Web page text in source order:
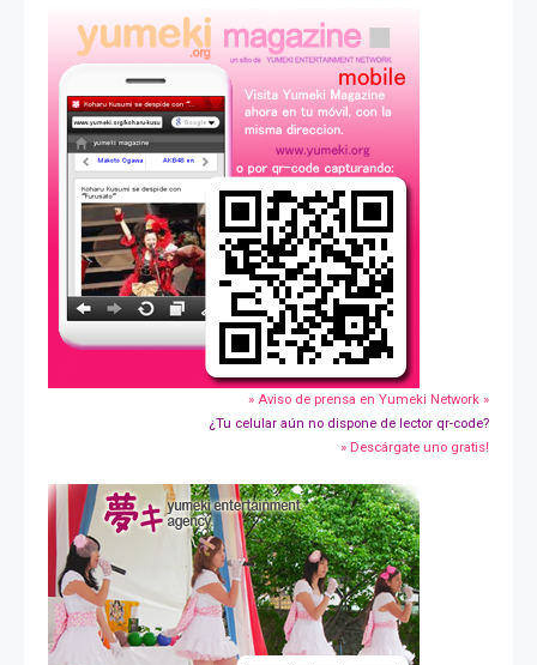
» Aviso de prensa en Yumeki Network »
¿Tu celular aún no dispone de lector qr-code?
» Descárgate uno gratis!